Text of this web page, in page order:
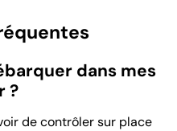
dans mes
?
de contrôler sur place